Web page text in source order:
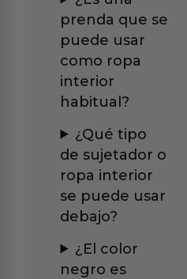
prenda que se
puede usar
como ropa
interior
habitual?
¿Qué tipo
de sujetador o
ropa interior
se puede usar
debajo?
¿El color
negro es